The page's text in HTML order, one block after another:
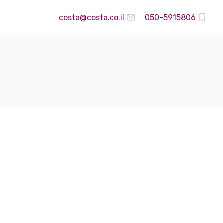
050-5915806
costa@costa.co.il